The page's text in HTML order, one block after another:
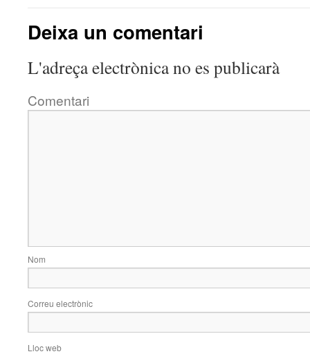
Deixa un comentari
L'adreça electrònica no es publicarà
Comentari
Nom
Correu electrònic
Lloc web